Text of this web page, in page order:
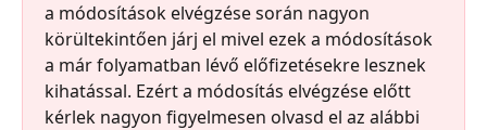
a módosítások elvégzése során nagyon
körültekintően járj el mivel ezek a módosítások
a már folyamatban lévő előfizetésekre lesznek
kihatással. Ezért a módosítás elvégzése előtt
kérlek nagyon figyelmesen olvasd el az alábbi